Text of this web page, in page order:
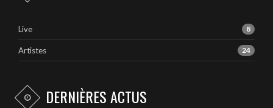
Live 8
Artistes 24
DERNIÈRES ACTUS